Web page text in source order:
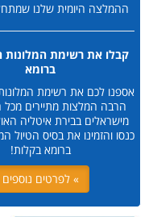
ההמלצה היומית שלנו
קבלו את רשימת המלונות
ברומא
אספנו לכם את רשימת
הרבה המלצות מתיירים מכל
מישראלים בבירת איטליה
כנסו והזמינו את בסיס הטיול
ברומא בקלות!
» לפרטים נוספים